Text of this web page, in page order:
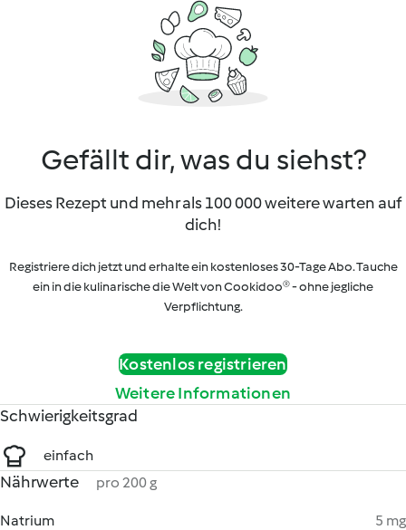
Gefällt dir, was du siehst?
Dieses Rezept und mehr als 100 000 weitere warten auf
dich!
Registriere dich jetzt und erhalte ein kostenloses 30-Tage Abo. Tauche
ein in die kulinarische die Welt von Cookidoo® - ohne jegliche
Verpflichtung.
Kostenlos registrieren
Weitere Informationen
Schwierigkeitsgrad
einfach
Nährwerte pro 200 g
Natrium
5 mg